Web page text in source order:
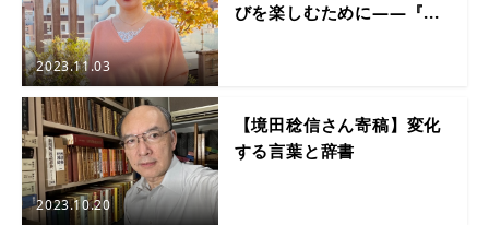
2023.11.03
びを楽しむために――『...
2023.10.20
【境田稔信さん寄稿】変化
する言葉と辞書